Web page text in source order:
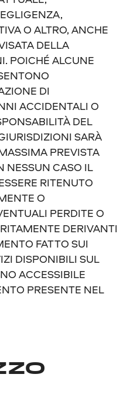
O ALTRO, ANCHE
DELLA
POICHÉ ALCUNE
DI
ACCIDENTALI O
DEL
SARÀ
PREVISTA
NESSUN CASO IL
RITENUTO
O
PERDITE O
DERIVANTI
FATTO SUI
DISPONIBILI SUL
ACCESSIBILE
PRESENTE NEL